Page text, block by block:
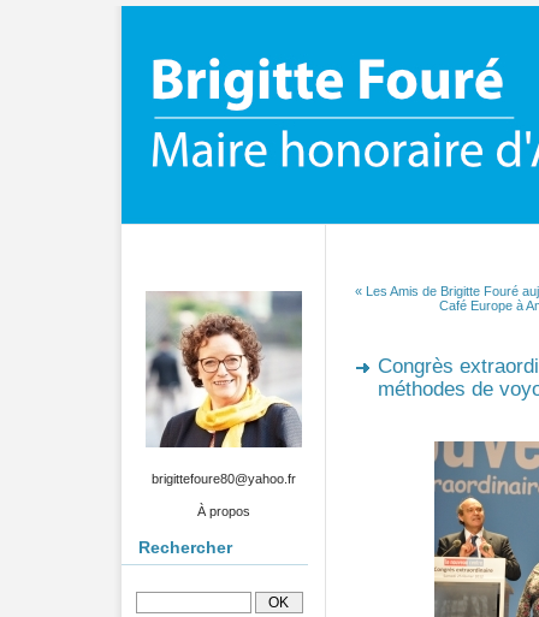
brigittefoure80@yahoo.fr
À propos
Rechercher
« Les Amis de Brigitte Fouré
Café Europe à
Congrès
méthodes de